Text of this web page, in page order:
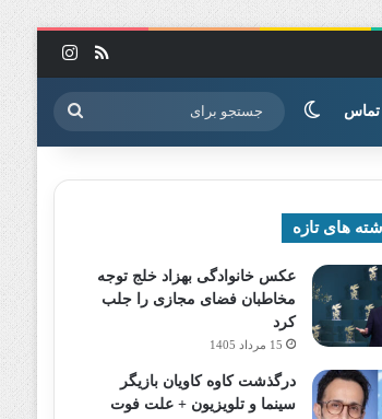
خوراک
تغییر پوسته جستجو
برای
های تازه
عکس خانوادگی بهزاد خلج توجه
مخاطبان فضای مجازی را جلب
کرد
15 مرداد 1405
درگذشت کاوه کاویان بازیگر
سینما و تلویزیون + علت فوت